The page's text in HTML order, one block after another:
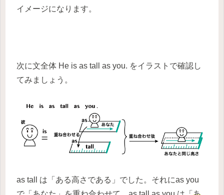
イメージになります。
次に文全体 He is as tall as you. をイラストで確認し
てみましょう。
as tall は「ある高さである」でした。それにas you